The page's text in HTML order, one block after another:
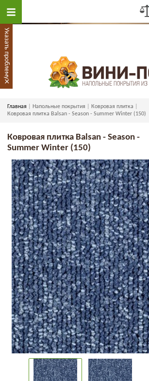
Главная Напольные покрытия
Ковровая плитка
Ковровая плитка Balsan - Season - Summer Winter (150)
Ковровая плитка Balsan - Season -
Summer Winter (150)
Указать проблему
×